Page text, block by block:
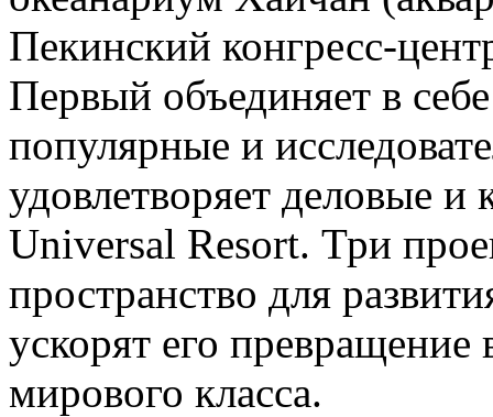
Пекинский конгресс-
Первый объединяет в
популярные и
удовлетворяет деловые и
Universal Resort. Три
пространство для
ускорят его превращение
мирового класса.